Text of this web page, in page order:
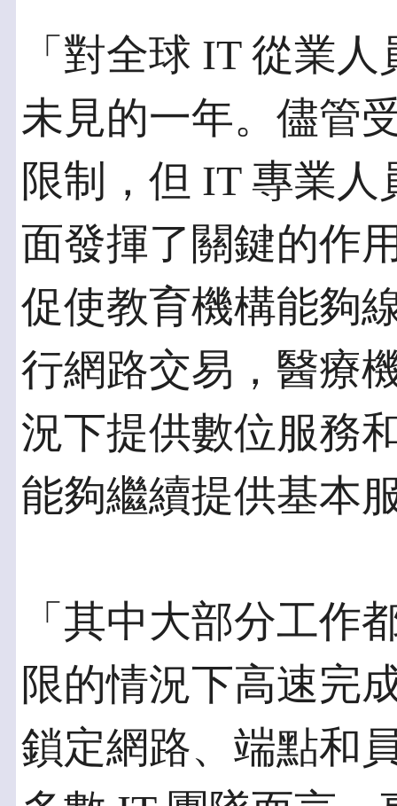
「對全球 IT 從業
未見的一年。儘管
限制，但 IT 專業
面發揮了關鍵的作
促使教育機構能夠
行網路交易，醫療
況下提供數位服務
能夠繼續提供基本
「其中大部分工作
限的情況下高速完
鎖定網路、端點和